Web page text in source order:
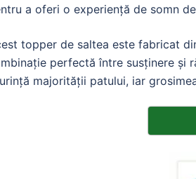
a oferi o experiență de somn
topper de saltea este fabricat
perfectă între susținere și
majorității patului, iar